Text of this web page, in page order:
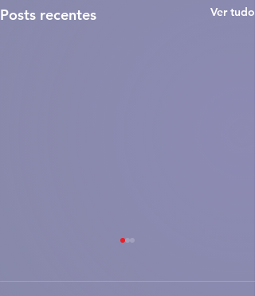
Posts recentes Ver tudo